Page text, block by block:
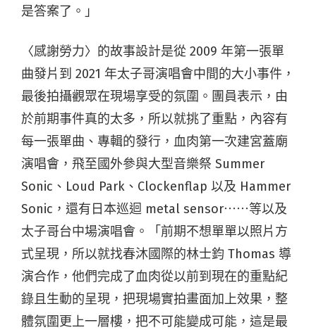
是答案了。」
〈感謝勞力〉的故事設計是從 2009 年第一張單
曲發片到 2021 年太子哥演唱會中間的大小事件，
最後拍攝觀眾在現場享受的氛圍。團員表示，由
於前期事件真的太多，所以就挑了重點，內容有
每一張單曲、專輯的發行，血肉第一次建宮蓋廟
演唱會，飛至國外參與大型音樂祭 Summer
Sonic、Loud Park、Clockenflap 以及 Hammer
Sonic，還有日本巡迴 metal sensor⋯⋯等以及
太子哥台中場演唱會。「前期不想單單以照片方
式呈現，所以就找春沐國際的林士鈞 Thomas 導
演合作，他們完成了血肉從以前到現在的重點紀
錄且生動的呈現，把現場實拍畫面加上效果，整
體氛圍更上一層樓，把不可能變成可能，這是最